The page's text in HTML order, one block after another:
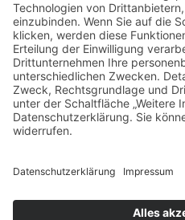
Randstr. 28
47804 Krefeld
+49 176 58266120
+49 176 58266120
+48 609 953 066
info@kotarek.com
Verpackungsregister LUCID: